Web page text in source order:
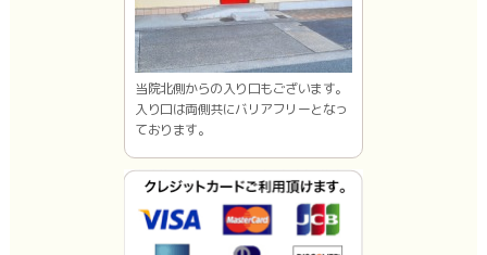
当院北側からの入り口もございます。
入り口は両側共にバリアフリーとなっ
ております。